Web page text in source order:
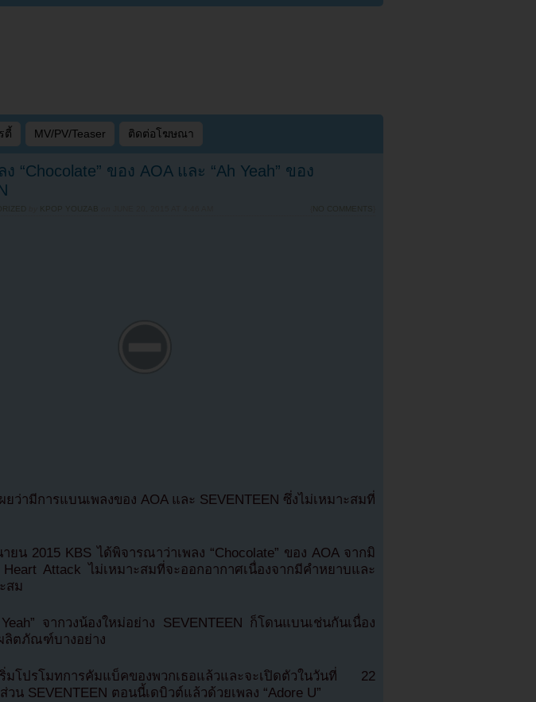
ตี้ MV/PV/Teaser ติดต่อโฆษณา
“Chocolate” ของ AOA และ “Ah Yeah” ของ
KPOP YOUZAB NO COMMENTS
ยว่ามีการแบนเพลงของ AOA และ SEVENTEEN ซึ่งไม่เหมาะสมที่
ยน 2015 KBS ได้พิจารณาว่าเพลง “Chocolate” ของ AOA จากมิ
Attack ไม่เหมาะสมที่จะออกอากาศเนื่องจากมีคำหยาบและ
สม
จากวงน้องใหม่อย่าง SEVENTEEN ก็โดนแบนเช่นกันเนื่อง
ลิตภัณฑ์บางอย่าง
โปรโมทการคัมแบ็คของพวกเธอแล้วและจะเปิดตัวในวันที่ 22
วน SEVENTEEN ตอนนี้เดบิวต์แล้วด้วยเพลง “Adore U”